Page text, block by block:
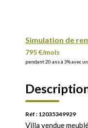
Simulation de
795 €/mois
pendant 20 ans à 3% avec
Réf : 12035349929
Villa vendue